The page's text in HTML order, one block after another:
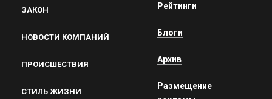
ЗАКОН
НОВОСТИ КОМПАНИЙ
ПРОИСШЕСТВИЯ
СТИЛЬ ЖИЗНИ
Рейтинги
Блоги
Архив
Размещение